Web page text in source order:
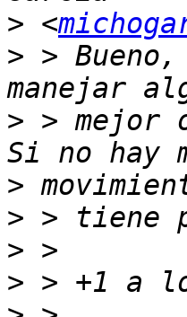
> <
> >
> > mejor
>
>
>
>